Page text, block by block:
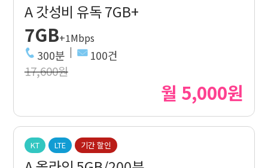
A 갓성비 유독 7GB+
7GB+1Mbps
300분 100건
17,600원
월 5,000원
KT LTE 기간 할인